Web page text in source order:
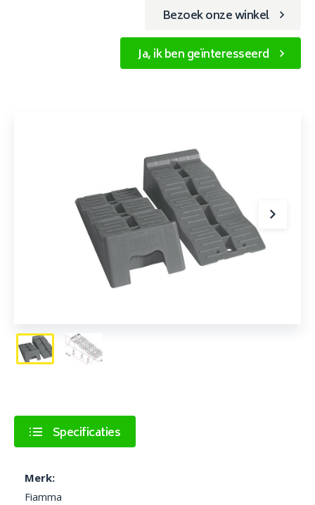
Specificaties
Merk:
Fiamma
Bezoek onze winkel
Ja, ik ben geïnteresseerd